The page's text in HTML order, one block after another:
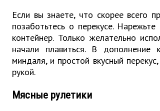
Если вы знаете, что скорее всего
позаботьтесь о перекусе.
контейнер. Только желательно
начали плавиться. В
миндаля, и простой вкусный
рукой.
Мясные рулетики